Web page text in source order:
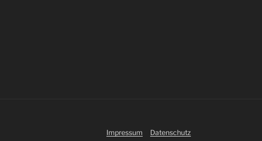
Impressum Datenschutz